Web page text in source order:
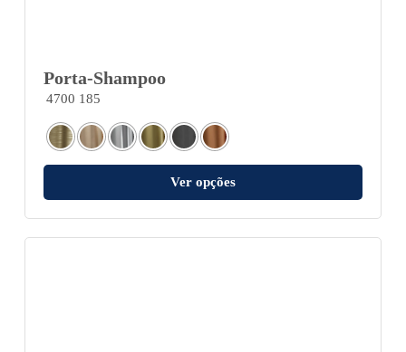
Porta-Shampoo
4700 185
Ver opções